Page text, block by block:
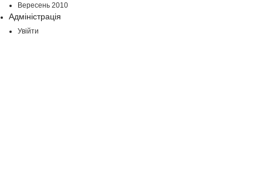
Вересень 2010
Адміністрація
Увійти